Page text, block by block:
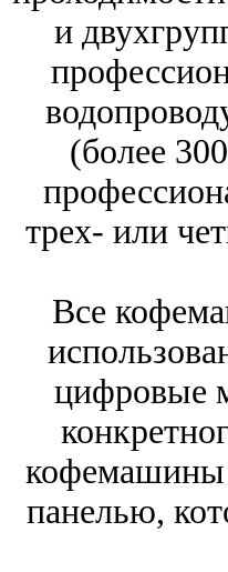
и
(более
трех- или
Все
цифровые
кофемашины
панелью,